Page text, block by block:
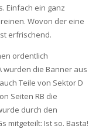
Einfach ein ganz
Wovon der eine
erfrischend.
ordentlich
wurden die Banner aus
Teile von Sektor D
Seiten RB die
durch den
mitgeteilt: Ist so. Basta!